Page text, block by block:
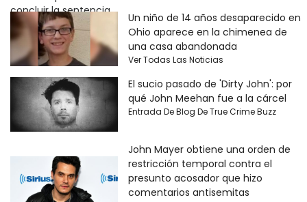
Un niño de 14 años desaparecido en
Ohio aparece en la chimenea de
una casa abandonada
Ver Todas Las Noticias
El sucio pasado de 'Dirty John': por
qué John Meehan fue a la cárcel
Entrada De Blog De True Crime Buzz
John Mayer obtiene una orden de
restricción temporal contra el
presunto acosador que hizo
comentarios antisemitas